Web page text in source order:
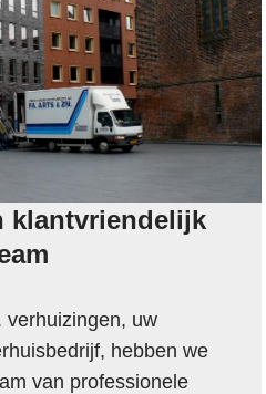
klantvriendelijk
verhuizingen, uw
hebben we
van professionele